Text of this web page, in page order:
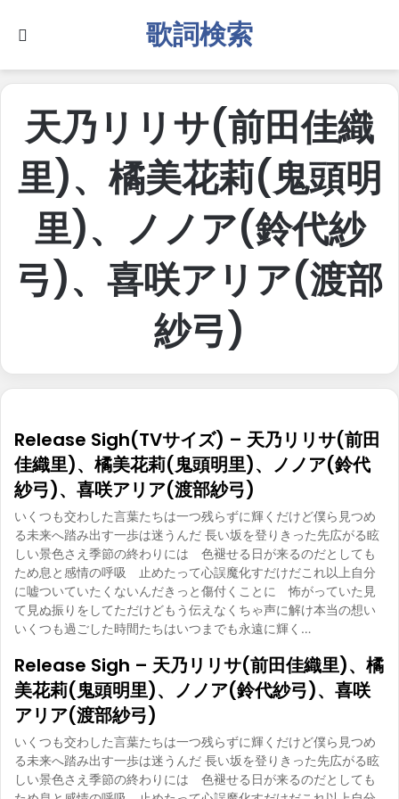
歌詞検索
天乃リリサ(前田佳織
里)、橘美花莉(鬼頭明
里)、ノノア(鈴代紗
弓)、喜咲アリア(渡部
紗弓)
Release Sigh(TVサイズ) – 天乃リリサ(前田
佳織里)、橘美花莉(鬼頭明里)、ノノア(鈴代
紗弓)、喜咲アリア(渡部紗弓)
いくつも交わした言葉たちは一つ残らずに輝くだけど僕ら見つめ
る未来へ踏み出す一歩は迷うんだ 長い坂を登りきった先広がる眩
しい景色さえ季節の終わりには 色褪せる日が来るのだとしても
ため息と感情の呼吸 止めたって心誤魔化すだけだこれ以上自分
に嘘ついていたくないんだきっと傷付くことに 怖がっていた見
て見ぬ振りをしてただけどもう伝えなくちゃ声に解け本当の想い
いくつも過ごした時間たちはいつまでも永遠に輝く…
Release Sigh – 天乃リリサ(前田佳織里)、橘
美花莉(鬼頭明里)、ノノア(鈴代紗弓)、喜咲
アリア(渡部紗弓)
いくつも交わした言葉たちは一つ残らずに輝くだけど僕ら見つめ
る未来へ踏み出す一歩は迷うんだ 長い坂を登りきった先広がる眩
しい景色さえ季節の終わりには 色褪せる日が来るのだとしても